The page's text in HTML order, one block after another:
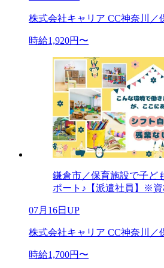
株式会社キャリア CC神奈川／
時給1,920円〜
鎌倉市／保育施設で子ど
ポート♪【派遣社員】※資
07月16日UP
株式会社キャリア CC神奈川／
時給1,700円〜